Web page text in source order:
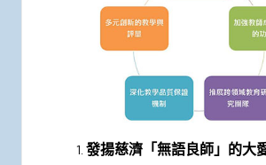
發揚慈濟「無語良師」的大